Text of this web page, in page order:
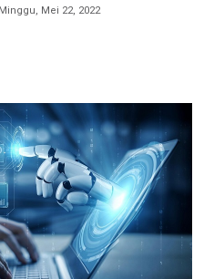
Minggu, Mei 22, 2022